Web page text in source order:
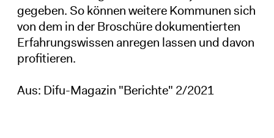
gegeben. So können weitere Kommunen sich
von dem in der Broschüre dokumentierten
Erfahrungswissen anregen lassen und davon
profitieren.
Aus: Difu-Magazin "Berichte" 2/2021